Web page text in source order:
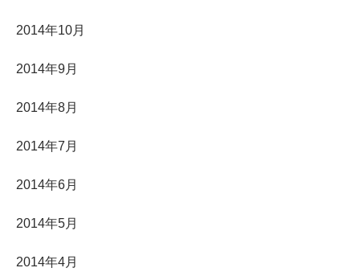
2014年10月
2014年9月
2014年8月
2014年7月
2014年6月
2014年5月
2014年4月